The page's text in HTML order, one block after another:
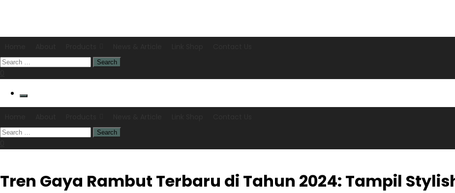
Tren Gaya Rambut Terbaru di Tahun 2024: Tampil